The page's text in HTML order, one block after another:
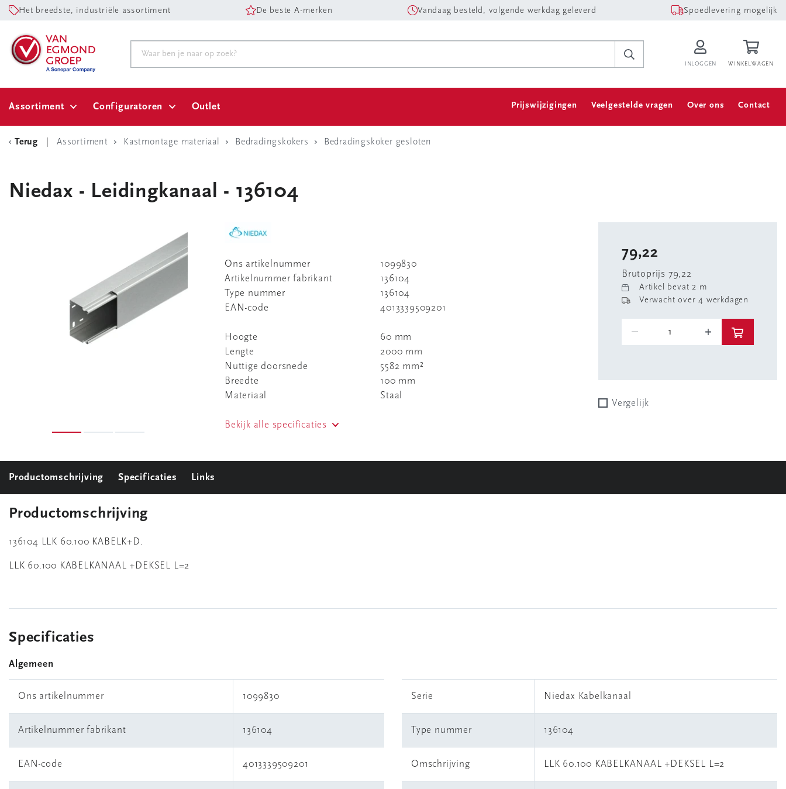
Het breedste, industriële assortiment De beste A-merken Vandaag besteld, volgende werkdag geleverd Spoedlevering mogelijk
INLOGGEN WINKELWAGEN
Assortiment Configuratoren Outlet Prijswijzigingen Veelgestelde vragen Over ons Contact
Terug Assortiment Kastmontage materiaal Bedradingskokers Bedradingskoker gesloten
Niedax - Leidingkanaal - 136104
Ons artikelnummer
1099830
Artikelnummer fabrikant
136104
Type nummer
136104
EAN-code
4013339509201
Hoogte
60 mm
Lengte
2000 mm
Nuttige doorsnede
5582 mm²
Breedte
100 mm
Materiaal
Staal
Bekijk alle specificaties
79,22
Brutoprijs 79,22
Artikel bevat 2 m
Verwacht over 4 werkdagen
Vergelijk
Productomschrijving Specificaties Links
Productomschrijving
136104 LLK 60.100 KABELK+D.
LLK 60.100 KABELKANAAL +DEKSEL L=2
Specificaties
Algemeen
Ons artikelnummer 1099830
Artikelnummer fabrikant 136104
EAN-code 4013339509201
Serie Niedax Kabelkanaal
Type nummer 136104
Omschrijving LLK 60.100 KABELKANAAL +DEKSEL L=2